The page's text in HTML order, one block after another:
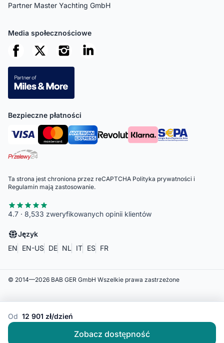
Od 12 901 zł/dzień
Zobacz dostępność
Partner Master Yachting GmbH
Media społecznościowe
Bezpieczne płatności
Ta strona jest chroniona przez reCAPTCHA Polityka prywatności i
Regulamin mają zastosowanie.
4.7 · 8,533 zweryfikowanych opinii klientów
Język
EN
EN-US DE NL IT ES FR
© 2014—2026 BAB GER GmbH Wszelkie prawa zastrzeżone